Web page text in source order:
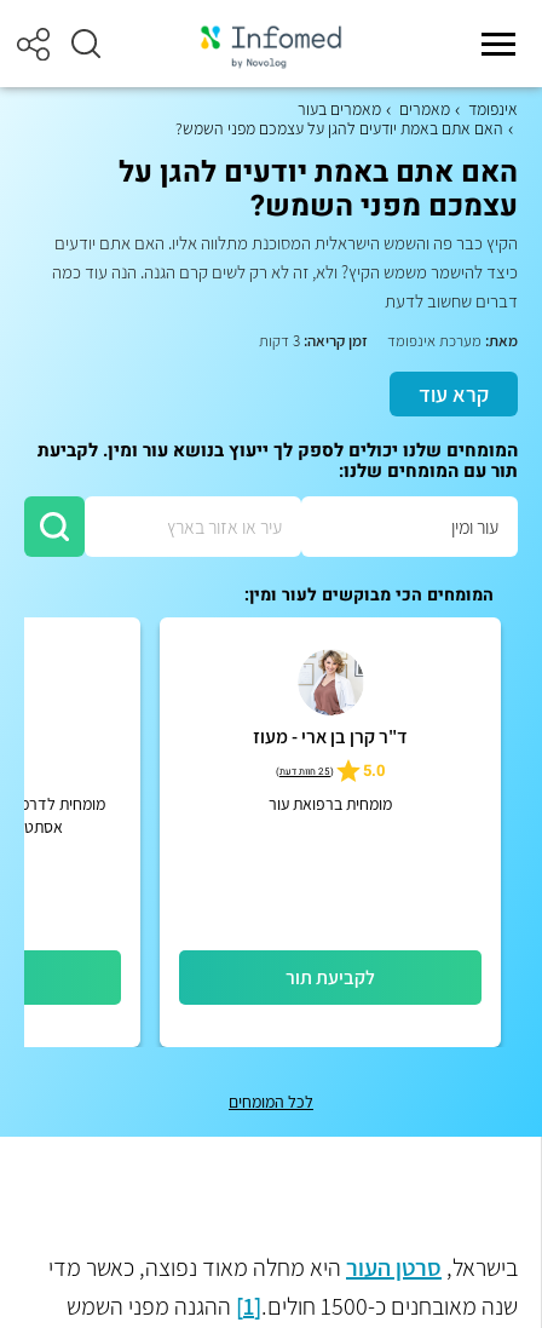
אינפומד מאמרים
מאמרים בעור
האם אתם באמת יודעים להגן על עצמכם מפני השמש?
האם אתם באמת יודעים להגן על
עצמכם מפני השמש?
הקיץ כבר פה והשמש הישראלית המסוכנת מתלווה אליו. האם אתם יודעים
כיצד להישמר משמש הקיץ? ולא, זה לא רק לשים קרם הגנה. הנה עוד כמה
דברים שחשוב לדעת
מאת: מערכת אינפומד זמן קריאה:
קרא עוד
המומחים שלנו יכולים לספק לך ייעוץ בנושא עור ומין. לקביעת
תור עם המומחים שלנו:
המומחים הכי מבוקשים לעור ומין:
ד"ר קרן בן ארי - מעוז
5.0
(25 חוות דעת )
מומחית ברפואת עור
לקביעת תור
מומחית
אסתטית
לכל המומחים
בישראל, סרטן העורהיא מחלה מאוד נפוצה, כאשר מדי
שנה מאובחנים כ-1500 חולים.
[1]
ההגנה מפני השמש